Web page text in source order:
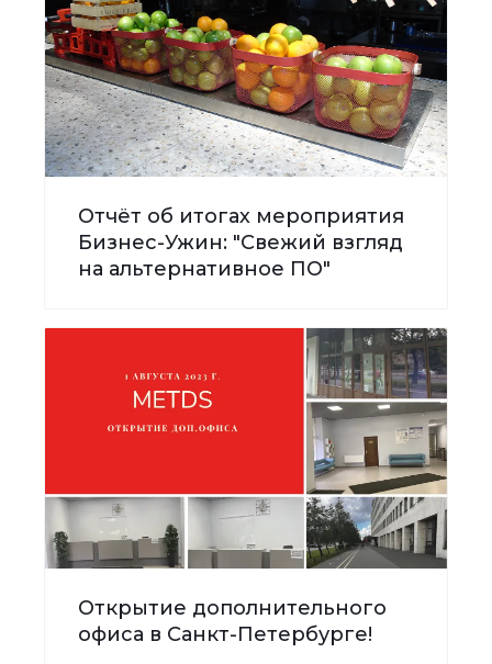
Отчёт об итогах мероприятия
Бизнес-Ужин: "Свежий взгляд
на альтернативное ПО"
Открытие дополнительного
офиса в Санкт-Петербурге!